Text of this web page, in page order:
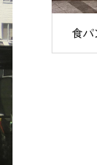
食パ